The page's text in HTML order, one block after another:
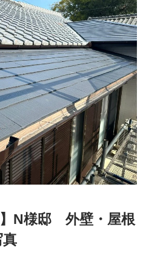
】N様邸 外壁・屋根
真